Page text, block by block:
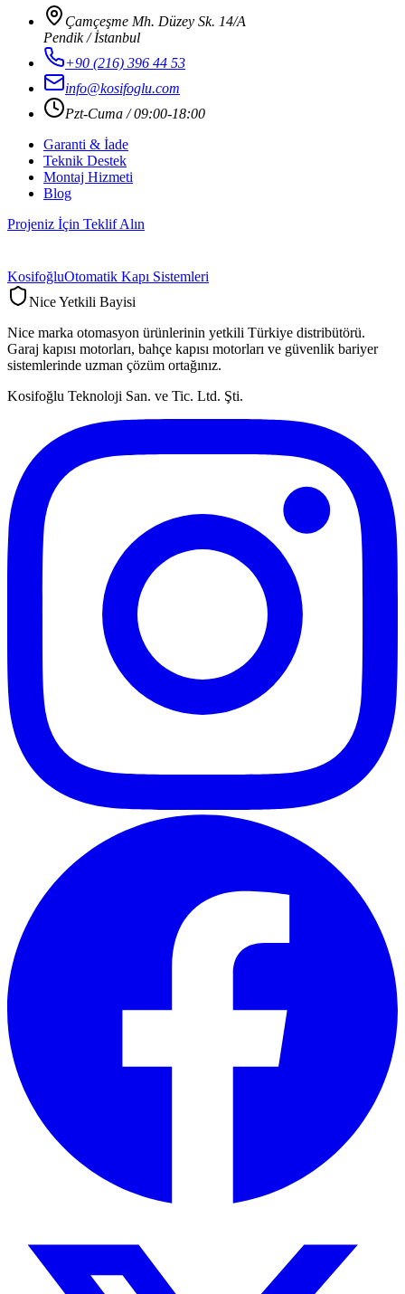
Çamçeşme Mh. Düzey Sk. 14/A
Pendik / İstanbul
+90 (216) 396 44 53
info@kosifoglu.com
Pzt-Cuma / 09:00-18:00
Garanti & İade
Teknik Destek
Montaj Hizmeti
Blog
Projeniz İçin Teklif Alın
KosifoğluOtomatik Kapı Sistemleri
Nice Yetkili Bayisi
Nice marka otomasyon ürünlerinin yetkili Türkiye distribütörü.
Garaj kapısı motorları, bahçe kapısı motorları ve güvenlik bariyer
sistemlerinde uzman çözüm ortağınız.
Kosifoğlu Teknoloji San. ve Tic. Ltd. Şti.